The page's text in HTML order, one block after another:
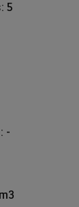
: 5
: -